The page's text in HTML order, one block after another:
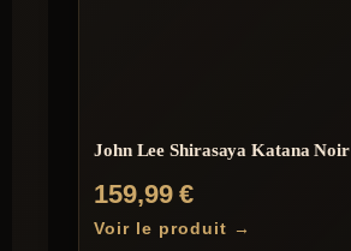
John Lee Shirasaya Katana Noir
159,99€
Voir le produit →